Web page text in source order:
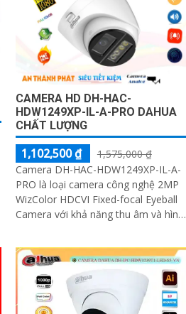
CAMERA HD DH-HAC-
HDW1249XP-IL-A-PRO DAHUA
CHẤT LƯỢNG
1,102,500 ₫
1,575,000 ₫
Camera DH-HAC-HDW1249XP-IL-A-
PRO là loại camera công nghệ 2MP
WizColor HDCVI Fixed-focal Eyeball
Camera với khả năng thu âm và hình
hơn dù lắp đặt ở đâu